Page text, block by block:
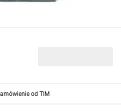
od TIM